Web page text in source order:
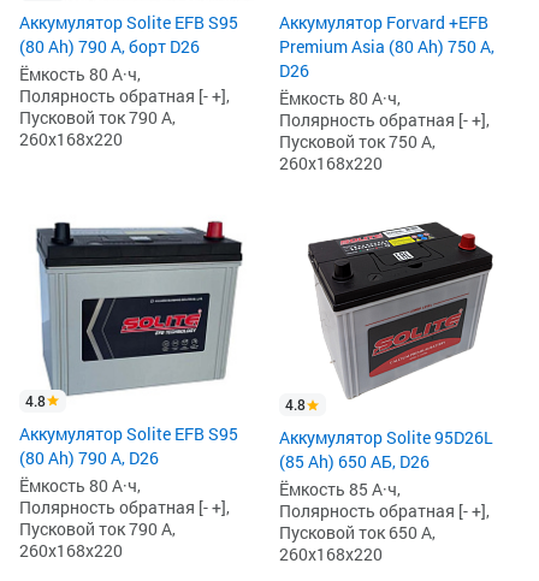
Аккумулятор Solite EFB S95
(80 Ah) 790 А, борт D26
Ёмкость 80 А·ч,
Полярность обратная [- +],
Пусковой ток 790 А,
260x168x220
Аккумулятор Forvard +EFB
Premium Asia (80 Ah) 750 А,
D26
Ёмкость 80 А·ч,
Полярность обратная [- +],
Пусковой ток 750 А,
260x168x220
4.8
Аккумулятор Solite EFB S95
(80 Ah) 790 А, D26
Ёмкость 80 А·ч,
Полярность обратная [- +],
Пусковой ток 790 А,
260x168x220
4.8
Аккумулятор Solite 95D26L
(85 Ah) 650 АБ, D26
Ёмкость 85 А·ч,
Полярность обратная [- +],
Пусковой ток 650 А,
260x168x220